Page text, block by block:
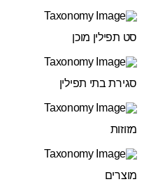
סט תפילין מוכן
סגירת בתי תפילין
מזוזות
מוצרים